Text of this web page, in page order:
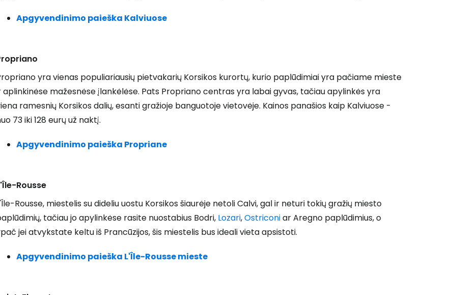
Apgyvendinimo paieška Kalviuose
yra vienas populiariausių pietvakarių Korsikos kurortų, kurio paplūdimiai yra pačiame mieste
aplinkinėse mažesnėse įlankėlėse. Pats Propriano centras yra labai gyvas, tačiau apylinkės yra
ramesnių Korsikos dalių, esanti gražioje banguotoje vietovėje. Kainos panašios kaip Kalviuose -
73 iki 128 eurų už naktį.
Apgyvendinimo paieška Propriane
Rousse
Rousse, miestelis su dideliu uostu Korsikos šiaurėje netoli Calvi, gal ir neturi tokių gražių miesto
tačiau jo apylinkėse rasite nuostabius Bodri, Lozari,Ostriconiar Aregno paplūdimius, o
jei atvykstate keltu iš Prancūzijos, šis miestelis bus ideali vieta apsistoti.
Apgyvendinimo paieška L'Île-Rousse mieste